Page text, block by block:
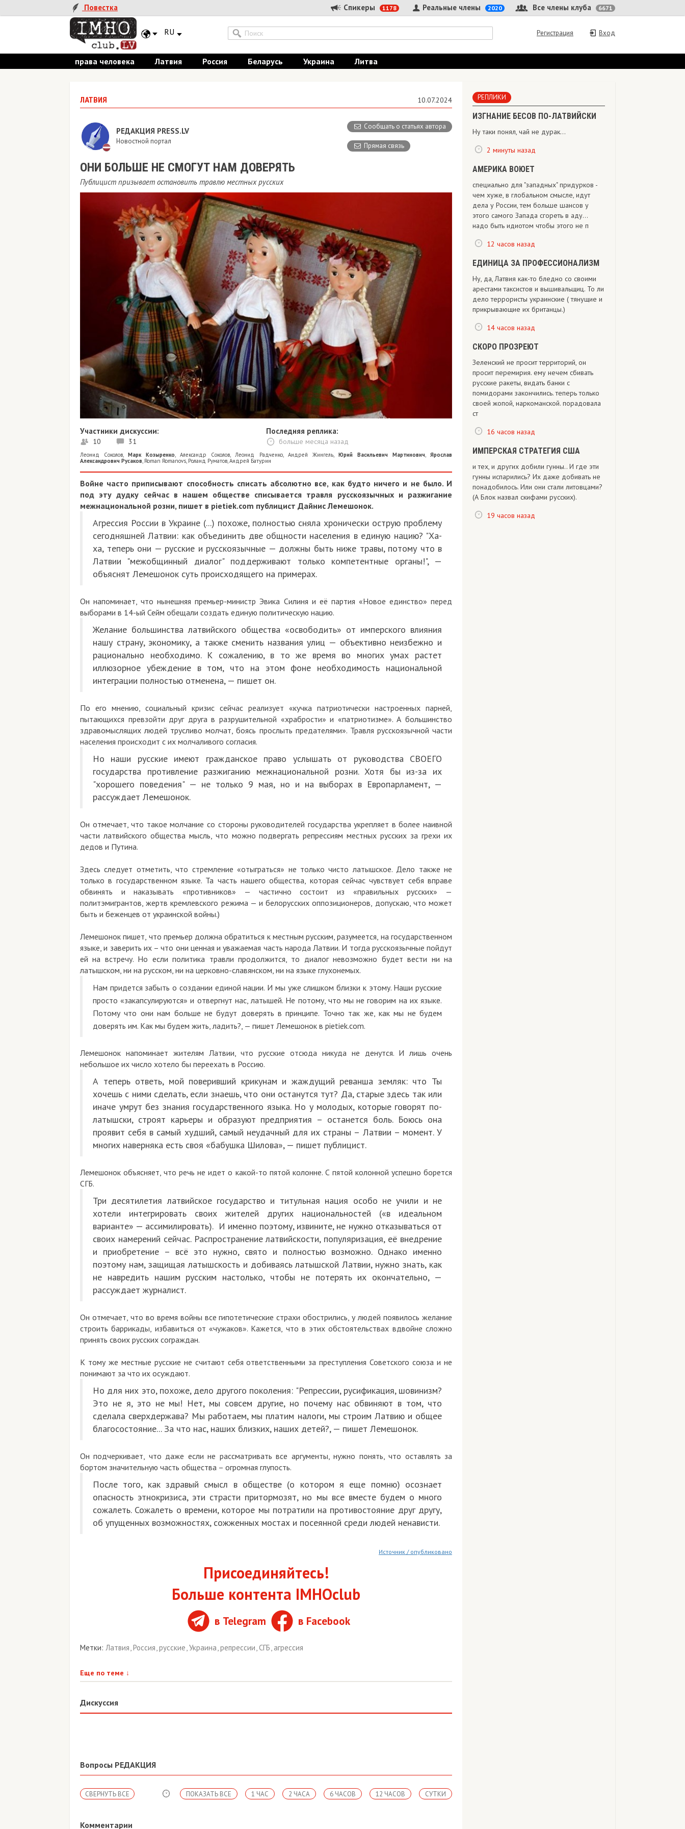
Повестка Спикеры 1178 Все члены клуба 6671
Реальные члены 2020
RU Вход
Регистрация
права человека Латвия Россия Беларусь Украина Литва
ЛАТВИЯ 10.07.2024
Сообщать о статьях автора
Прямая связь
РЕДАКЦИЯ PRESS.LV
Новостной портал
ОНИ БОЛЬШЕ НЕ СМОГУТ НАМ ДОВЕРЯТЬ
Публицист призывает остановить травлю местных русских
Участники дискуссии:
10 31
Последняя реплика:
больше месяца назад
Леонид Соколов,Марк Козыренко,Александр Соколов,Леонид Радченко, Андрей Жингель, Юрий Васильевич Мартинович,Ярослав
Александрович Русаков, Roman Romanovs, Роланд Руматов,Андрей Батурин
Войне часто приписывают способность списать абсолютно все, как будто ничего и не было. И
под эту дудку сейчас в нашем обществе списывается травля русскоязычных и разжигание
межнациональной розни, пишет в pietiek.com публицист Дайнис Лемешонок.
Агрессия России в Украине (...) похоже, полностью сняла хронически острую проблему
сегодняшней Латвии: как объединить две общности населения в единую нацию? "Ха-
ха, теперь они — русские и русскоязычные — должны быть ниже травы, потому что в
Латвии "межобщинный диалог" поддерживают только компетентные органы!", —
объяснят Лемешонок суть происходящего на примерах.
Он напоминает, что нынешняя премьер-министр Эвика Силиня и её партия «Новое единство» перед
выборами в 14-ый Сейм обещали создать единую политическую нацию.
Желание большинства латвийского общества «освободить» от имперского влияния
нашу страну, экономику, а также сменить названия улиц — объективно неизбежно и
рационально необходимо. К сожалению, в то же время во многих умах растет
иллюзорное убеждение в том, что на этом фоне необходимость национальной
интеграции полностью отменена, — пишет он.
По его мнению, социальный кризис сейчас реализует «кучка патриотически настроенных парней,
пытающихся превзойти друг друга в разрушительной «храбрости» и «патриотизме». А большинство
здравомыслящих людей трусливо молчат, боясь прослыть предателями». Травля русскоязычной части
населения происходит с их молчаливого согласия.
Но наши русские имеют гражданское право услышать от руководства СВОЕГО
государства противление разжиганию межнациональной розни. Хотя бы из-за их
"хорошего поведения" — не только 9 мая, но и на выборах в Европарламент, —
рассуждает Лемешонок.
Он отмечает, что такое молчание со стороны руководителей государства укрепляет в более наивной
части латвийского общества мысль, что можно подвергать репрессиям местных русских за грехи их
дедов и Путина.
Здесь следует отметить, что стремление «отыграться» не только чисто латышское. Дело также не
только в государственном языке. Та часть нашего общества, которая сейчас чувствует себя вправе
обвинять и наказывать «противников» — частично состоит из «правильных русских» —
политэмигрантов, жертв кремлевского режима — и белорусских оппозиционеров, допускаю, что может
быть и беженцев от украинской войны.)
Лемешонок пишет, что премьер должна обратиться к местным русским, разумеется, на государственном
языке, и заверить их – что они ценная и уважаемая часть народа Латвии. И тогда русскоязычные пойдут
ей на встречу. Но если политика травли продолжится, то диалог невозможно будет вести ни на
латышском, ни на русском, ни на церковно-славянском, ни на языке глухонемых.
Нам придется забыть о создании единой нации. И мы уже слишком близки к этому. Наши русские
просто «закапсулируются» и отвергнут нас, латышей. Не потому, что мы не говорим на их языке.
Потому что они нам больше не будут доверять в принципе. Точно так же, как мы не будем
доверять им. Как мы будем жить, ладить?, — пишет Лемешонок в pietiek.com.
Лемешонок напоминает жителям Латвии, что русские отсюда никуда не денутся. И лишь очень
небольшое их число хотело бы переехать в Россию.
А теперь ответь, мой поверивший крикунам и жаждущий реванша земляк: что Ты
хочешь с ними сделать, если знаешь, что они останутся тут? Да, старые здесь так или
иначе умрут без знания государственного языка. Но у молодых, которые говорят по-
латышски, строят карьеры и образуют предприятия – останется боль. Боюсь она
проявит себя в самый худший, самый неудачный для их страны – Латвии – момент. У
многих наверняка есть своя «бабушка Шилова», — пишет публицист.
Лемешонок объясняет, что речь не идет о какой-то пятой колонне. С пятой колонной успешно борется
СГБ.
Три десятилетия латвийское государство и титульная нация особо не учили и не
хотели интегрировать своих жителей других национальностей («в идеальном
варианте» — ассимилировать). И именно поэтому, извините, не нужно отказываться от
своих намерений сейчас. Распространение латвийскости, популяризация, её внедрение
и приобретение – всё это нужно, свято и полностью возможно. Однако именно
поэтому нам, защищая латышскость и добиваясь латышской Латвии, нужно знать, как
не навредить нашим русским настолько, чтобы не потерять их окончательно, —
рассуждает журналист.
Он отмечает, что во время войны все гипотетические страхи обострились, у людей появилось желание
строить баррикады, избавиться от «чужаков». Кажется, что в этих обстоятельствах вдвойне сложно
принять своих русских сограждан.
К тому же местные русские не считают себя ответственными за преступления Советского союза и не
понимают за что их осуждают.
Но для них это, похоже, дело другого поколения: "Репрессии, русификация, шовинизм?
Это не я, это не мы! Нет, мы совсем другие, но почему нас обвиняют в том, что
сделала сверхдержава? Мы работаем, мы платим налоги, мы строим Латвию и общее
благосостояние... За что нас, наших близких, наших детей?, — пишет Лемешонок.
Он подчеркивает, что даже если не рассматривать все аргументы, нужно понять, что оставлять за
бортом значительную часть общества – огромная глупость.
После того, как здравый смысл в обществе (о котором я еще помню) осознает
опасность этнокризиса, эти страсти притормозят, но мы все вместе будем о много
сожалеть. Сожалеть о времени, которое мы потратили на противостояние друг другу,
об упущенных возможностях, сожженных мостах и посеянной среди людей ненависти.
Источник / опубликовано
Присоединяйтесь!
Больше контента IMHOclub
в Telegram в Facebook
Метки: Латвия,Россия,русские,Украина,репрессии,СГБ, агрессия
Еще по теме ↓
Дискуссия
Вопросы РЕДАКЦИЯ
СВЕРНУТЬ ВСЕ СУТКИ
12 ЧАСОВ
6 ЧАСОВ
2 ЧАСА
1 ЧАС
ПОКАЗАТЬ ВСЕ
Комментарии
РЕПЛИКИ
ИЗГНАНИЕ БЕСОВ ПО-ЛАТВИЙСКИ
Ну таки понял, чай не дурак...
2 минуты назад
АМЕРИКА ВОЮЕТ
специально для "западных" придурков -
чем хуже, в глобальном смысле, идут
дела у России, тем больше шансов у
этого самого Запада сгореть в аду...
надо быть идиотом чтобы этого не п
12 часов назад
ЕДИНИЦА ЗА ПРОФЕССИОНАЛИЗМ
Ну, да, Латвия как-то бледно со своими
арестами таксистов и вышивальщиц. То ли
дело террористы украинские ( тянущие и
прикрывающие их британцы.)
14 часов назад
СКОРО ПРОЗРЕЮТ
Зеленский не просит территорий, он
просит перемирия. ему нечем сбивать
русские ракеты, видать банки с
помидорами закончились. теперь только
своей жопой, наркоманской. порадовала
ст
16 часов назад
ИМПЕРСКАЯ СТРАТЕГИЯ США
и тех, и других добили гунны.. И где эти
гунны испарились? Их даже добивать не
понадобилось. Или они стали литовцами?
(А Блок назвал скифами русских).
19 часов назад